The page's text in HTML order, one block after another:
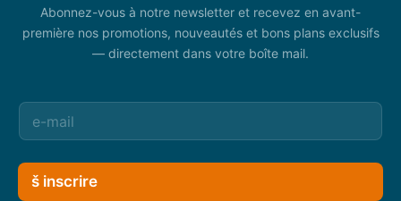
Abonnez-vous à notre newsletter et recevez en avant-
première nos promotions, nouveautés et bons plans exclusifs
— directement dans votre boîte mail.
š inscrire